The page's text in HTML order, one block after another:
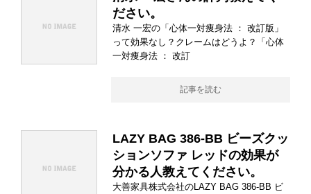
ださい。
清水 一宏の「心体一対痩身法 ： 改訂版」
って効果なし？クレームはどうよ？「心体
一対痩身法 ： 改訂
記事を読む
LAZY BAG 386-BB ビーズクッ
ションソファ レッドの効果が
分かる人教えてください。
大善家具株式会社のLAZY BAG 386-BB ビ